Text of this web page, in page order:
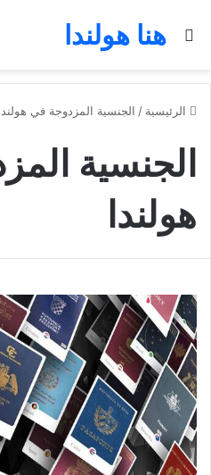
هنا هولندا
بحث عن
الرئيسية / الجنسية المزدوجة في
الجنسية
هولندا